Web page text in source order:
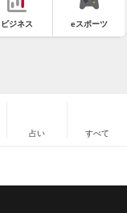
ビジネス eスポーツ
占い すべて